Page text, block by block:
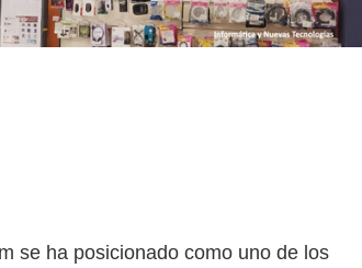
se ha posicionado como uno de los